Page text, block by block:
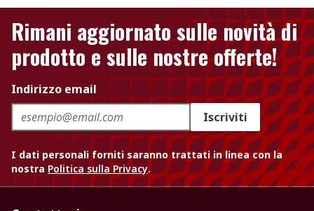
Rimani aggiornato sulle novità di
prodotto e sulle nostre offerte!
Indirizzo email
Iscriviti
I dati personali forniti saranno trattati in linea con la
nostra Politica sulla Privacy.